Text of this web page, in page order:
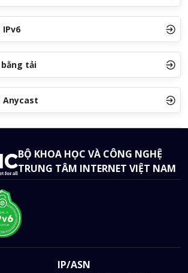
IPv6
bằng tải
Anycast
BỘ KHOA HỌC VÀ CÔNG NGHỆ
TRUNG TÂM INTERNET VIỆT NAM
IP/ASN